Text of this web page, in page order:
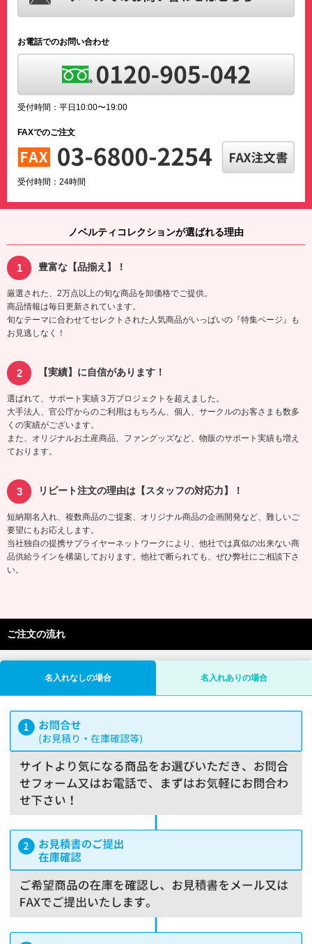
お電話でのお問い合わせ
受付時間：平日10:00〜19:00
FAXでのご注文
受付時間：24時間
ノベルティコレクションが選ばれる理由
豊富な【品揃え】！
厳選された、2万点以上の旬な商品を卸価格でご提供。
商品情報は毎日更新されています。
旬なテーマに合わせてセレクトされた人気商品がいっぱいの『特集ページ』も
お見逃しなく！
【実績】に自信があります！
選ばれて、サポート実績３万プロジェクトを超えました。
大手法人、官公庁からのご利用はもちろん、個人、サークルのお客さまも数多
くの実績がございます。
また、オリジナルお土産商品、ファングッズなど、物販のサポート実績も増え
ております。
リピート注文の理由は【スタッフの対応力】！
短納期名入れ、複数商品のご提案、オリジナル商品の企画開発など、難しいご
要望にもお応えします。
当社独自の提携サプライヤーネットワークにより、他社では真似の出来ない商
品供給ラインを構築しております。他社で断られても、ぜひ弊社にご相談下さ
い。
ご注文の流れ
名入れなしの場合 名入れありの場合